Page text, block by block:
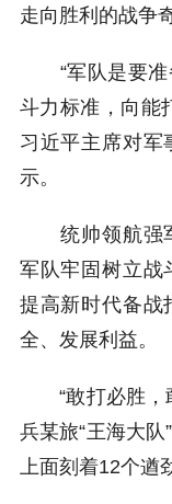
走向胜利的战争
“军队是要准
斗力标准，向能
习近平主席对军
示。
统帅领航强军
军队牢固树立战
提高新时代备战
全、发展利益。
“敢打必胜，
兵某旅“王海大队
上面刻着12个遒